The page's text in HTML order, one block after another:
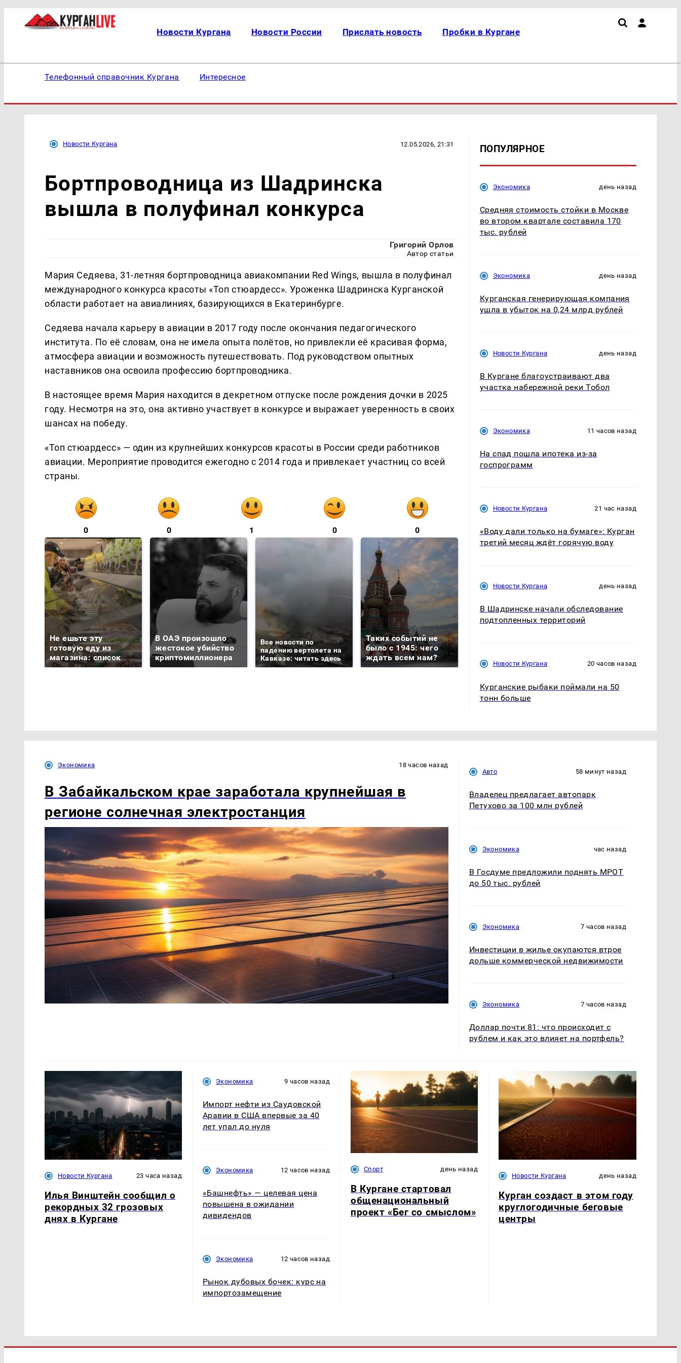
Новости Кургана Новости России Прислать новость Пробки в Кургане
Телефонный справочник Кургана Интересное
Новости Кургана 12.05.2026, 21:31
Бортпроводница из Шадринска
вышла в полуфинал конкурса
Григорий Орлов
Автор статьи
Мария Седяева, 31-летняя бортпроводница авиакомпании Red Wings, вышла в полуфинал
международного конкурса красоты «Топ стюардесс». Уроженка Шадринска Курганской
области работает на авиалиниях, базирующихся в Екатеринбурге.
Седяева начала карьеру в авиации в 2017 году после окончания педагогического
института. По её словам, она не имела опыта полётов, но привлекли её красивая форма,
атмосфера авиации и возможность путешествовать. Под руководством опытных
наставников она освоила профессию бортпроводника.
В настоящее время Мария находится в декретном отпуске после рождения дочки в 2025
году. Несмотря на это, она активно участвует в конкурсе и выражает уверенность в своих
шансах на победу.
«Топ стюардесс» — один из крупнейших конкурсов красоты в России среди работников
авиации. Мероприятие проводится ежегодно с 2014 года и привлекает участниц со всей
страны.
0 0 1 0 0
Не ешьте эту
готовую еду из
магазина: список
В ОАЭ произошло
жестокое убийство
криптомиллионера
Все новости по
падению вертолета на
Кавказе: читать здесь
Таких событий не
было с 1945: чего
ждать всем нам?
продукта: что купить?
ПОПУЛЯРНОЕ
Экономика день назад
Средняя стоимость стойки в Москве
во втором квартале составила 170
тыс. рублей
Экономика день назад
Курганская генерирующая компания
ушла в убыток на 0,24 млрд рублей
Новости Кургана день назад
В Кургане благоустраивают два
участка набережной реки Тобол
Экономика 11 часов назад
На спад пошла ипотека из-за
госпрограмм
Новости Кургана 21 час назад
«Воду дали только на бумаге»: Курган
третий месяц ждёт горячую воду
Новости Кургана день назад
В Шадринске начали обследование
подтопленных территорий
Новости Кургана 20 часов назад
Курганские рыбаки поймали на 50
тонн больше
Экономика 18 часов назад
В Забайкальском крае заработала крупнейшая в
регионе солнечная электростанция
Авто 58 минут назад
Владелец предлагает автопарк
Петухово за 100 млн рублей
Экономика час назад
В Госдуме предложили поднять МРОТ
до 50 тыс. рублей
Экономика 7 часов назад
Инвестиции в жилье окупаются втрое
дольше коммерческой недвижимости
Экономика 7 часов назад
Доллар почти 81: что происходит с
рублем и как это влияет на портфель?
Новости Кургана 23 часа назад
Илья Винштейн сообщил о
рекордных 32 грозовых
днях в Кургане
Экономика 9 часов назад
Импорт нефти из Саудовской
Аравии в США впервые за 40
лет упал до нуля
Экономика 12 часов назад
«Башнефть» — целевая цена
повышена в ожидании
дивидендов
Экономика 12 часов назад
Рынок дубовых бочек: курс на
импортозамещение
Спорт день назад
В Кургане стартовал
общенациональный
проект «Бег со смыслом»
Новости Кургана день назад
Курган создаст в этом году
круглогодичные беговые
центры